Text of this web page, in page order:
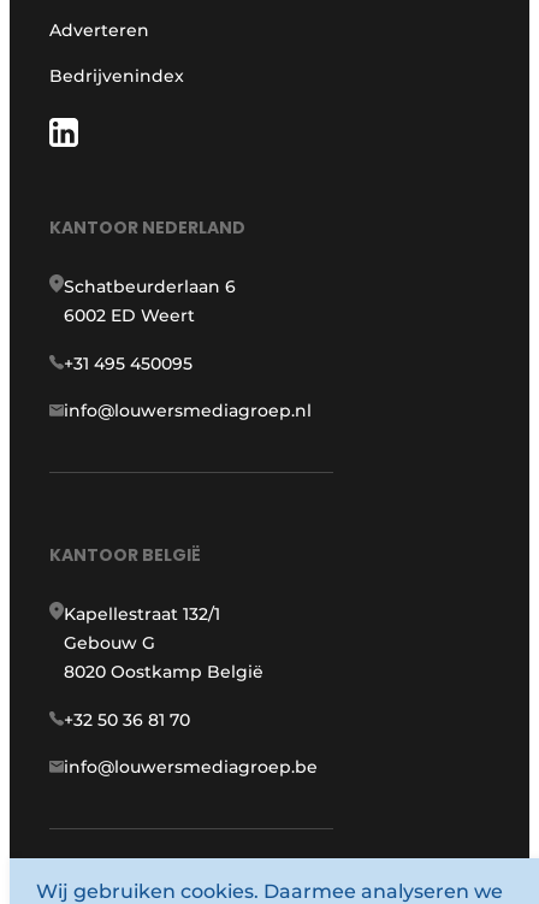
Adverteren
Bedrijvenindex
KANTOOR NEDERLAND
Schatbeurderlaan 6
6002 ED Weert
+31 495 450095
info@louwersmediagroep.nl
KANTOOR BELGIË
Kapellestraat 132/1
Gebouw G
8020 Oostkamp België
+32 50 36 81 70
info@louwersmediagroep.be
www.louwersmediagroep.com
Wij gebruiken cookies. Daarmee analyseren we